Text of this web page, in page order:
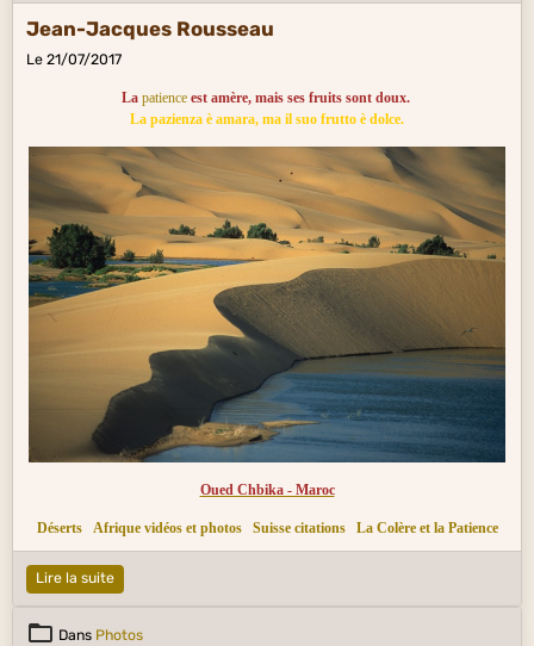
Jean-Jacques Rousseau
Le 21/07/2017
La patienceest amère, mais ses fruits sont doux.
La pazienza è amara, ma il suo frutto è dolce.
Oued Chbika - Maroc
Déserts Afrique vidéos et photos Suisse citations La Colère et la Patience
Lire la suite
Dans Photos